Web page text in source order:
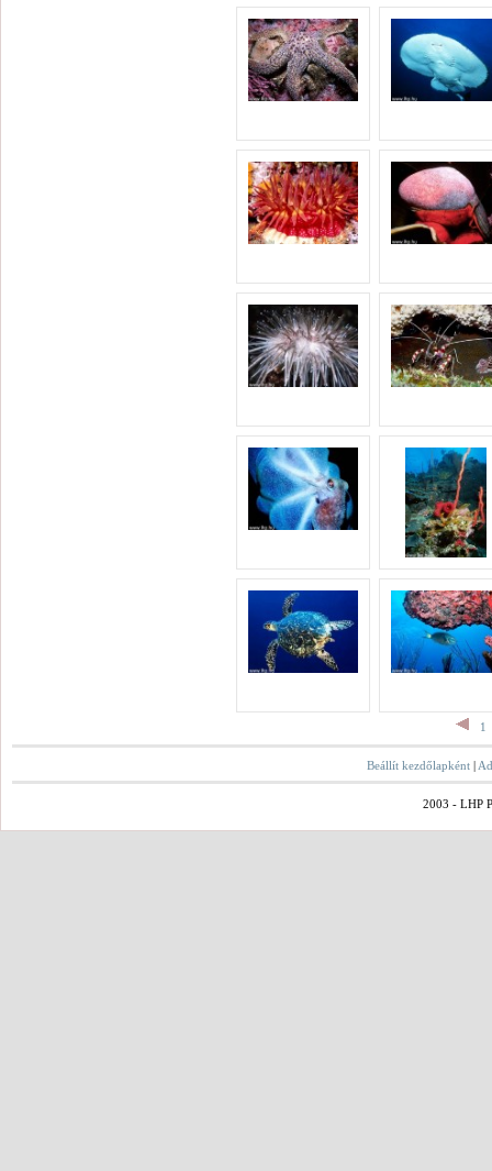
1
Beállít kezdőlapként |
2003 - LHP